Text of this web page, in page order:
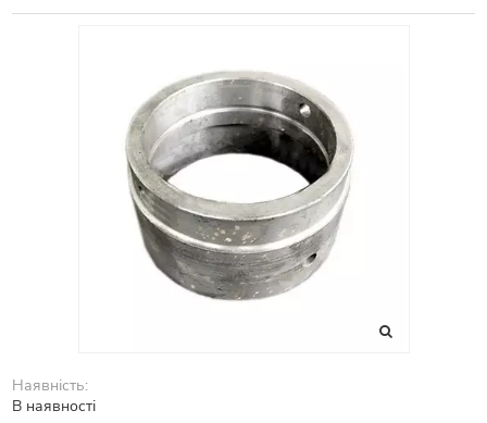
Наявність:
В наявності